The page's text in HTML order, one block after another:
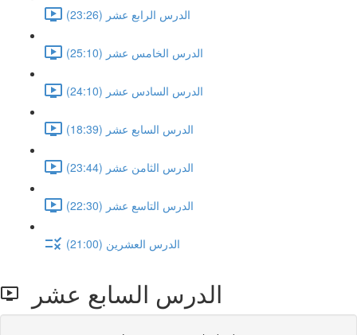
الدرس الرابع عشر (23:26)
الدرس الخامس عشر (25:10)
الدرس السادس عشر (24:10)
الدرس السابع عشر (18:39)
الدرس الثامن عشر (23:44)
الدرس التاسع عشر (22:30)
الدرس العشرين (21:00)
الدرس السابع عشر